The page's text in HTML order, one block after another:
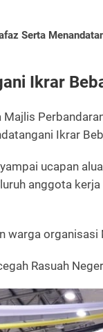
Serta
Ikrar
Ikrar
ucapan
anggota
warga
Rasuah